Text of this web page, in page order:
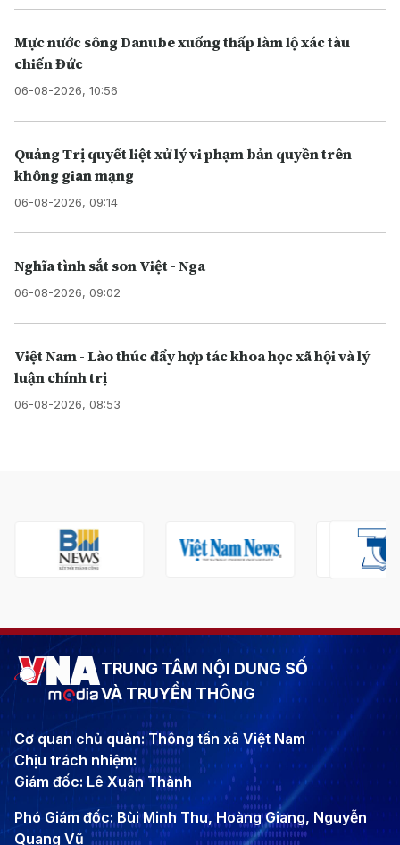
Mực nước sông Danube xuống thấp làm lộ xác tàu
chiến Đức
06-08-2026, 10:56
Quảng Trị quyết liệt xử lý vi phạm bản quyền trên
không gian mạng
06-08-2026, 09:14
Nghĩa tình sắt son Việt - Nga
06-08-2026, 09:02
Việt Nam - Lào thúc đẩy hợp tác khoa học xã hội và lý
luận chính trị
06-08-2026, 08:53
TRUNG TÂM NỘI DUNG SỐ
VÀ TRUYỀN THÔNG
Cơ quan chủ quản: Thông tấn xã Việt Nam
Chịu trách nhiệm:
Giám đốc: Lê Xuân Thành
Phó Giám đốc: Bùi Minh Thu, Hoàng Giang, Nguyễn
Quang Vũ